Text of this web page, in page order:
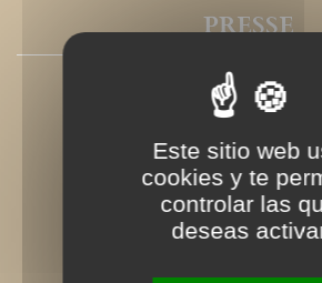
PRESSE
Este sitio web
cookies y te
controlar las
deseas